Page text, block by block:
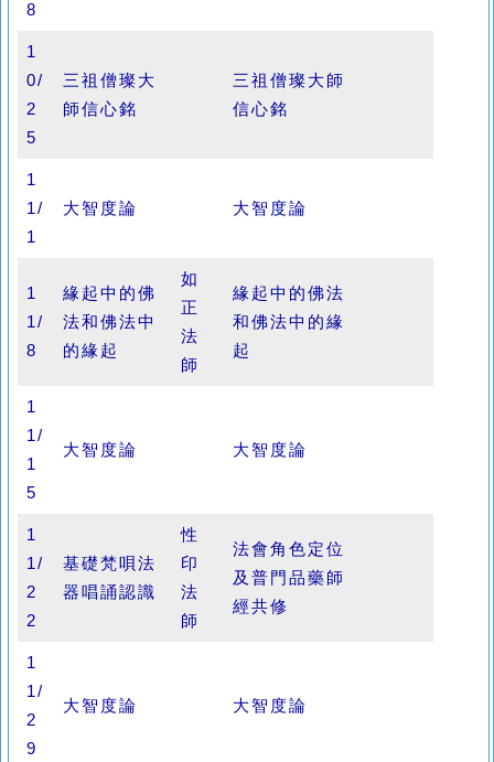
8
1
0/
2
5
三祖僧璨大
師信心銘
三祖僧璨大師
信心銘
1
1/
1
大智度論 大智度論
1
1/
8
緣起中的佛
法和佛法中
的緣起
如
正
法
師
緣起中的佛法
和佛法中的緣
起
1
1/
1
5
大智度論 大智度論
1
1/
2
2
基礎梵唄法
器唱誦認識
性
印
法
師
法會角色定位
及普門品藥師
經共修
1
1/
2
9
大智度論 大智度論